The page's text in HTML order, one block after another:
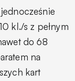
kl./s z pełnym
do 68
na
kart